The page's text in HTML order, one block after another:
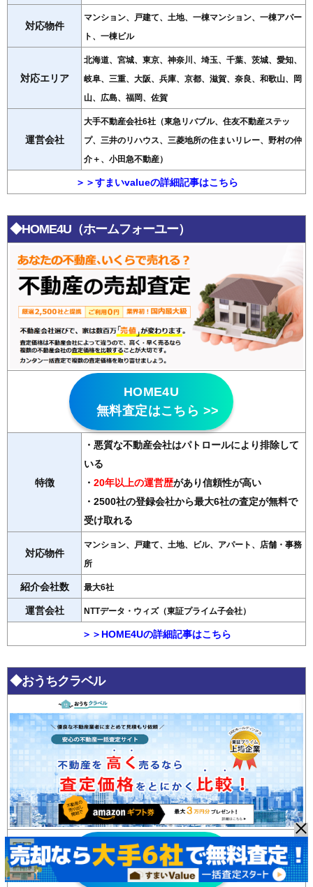
対応物件
マンション、戸建て、土地、一棟マンション、一棟アパー
ト、一棟ビル
対応エリア
北海道、宮城、東京、神奈川、埼玉、千葉、茨城、愛知、
岐阜、三重、大阪、兵庫、京都、滋賀、奈良、和歌山、岡
山、広島、福岡、佐賀
運営会社
大手不動産会社6社（東急リバブル、住友不動産ステッ
プ、三井のリハウス、三菱地所の住まいリレー、野村の仲
介＋、小田急不動産）
＞＞すまいvalueの詳細記事はこちら
◆HOME4U（ホームフォーユー）
HOME4U
無料査定はこちら >>
特徴
・悪質な不動産会社はパトロールにより排除して
いる
・ 20年以上の運営歴があり信頼性が高い
・2500社の登録会社から最大6社の査定が無料で
受け取れる
対応物件
マンション、戸建て、土地、ビル、アパート、店舗・事務
所
紹介会社数 最大6社
運営会社 NTTデータ・ウィズ（東証プライム子会社）
＞＞HOME4Uの詳細記事はこちら
◆おうちクラベル
おうちクラベル
無料査定はこちら >>